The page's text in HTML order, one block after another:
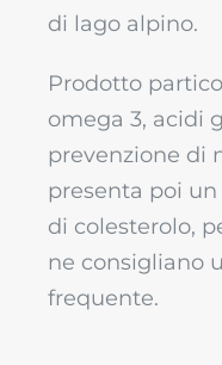
di lago alpino.
Prodotto
omega 3, acidi
prevenzione di
presenta poi
di colesterolo,
ne consigliano
frequente.